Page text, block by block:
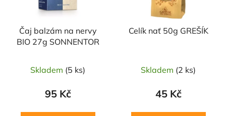
Čaj balzám na nervy
BIO 27g SONNENTOR
Skladem (5 ks)
95 Kč
Celík nať 50g GREŠÍK
Skladem (2 ks)
45 Kč